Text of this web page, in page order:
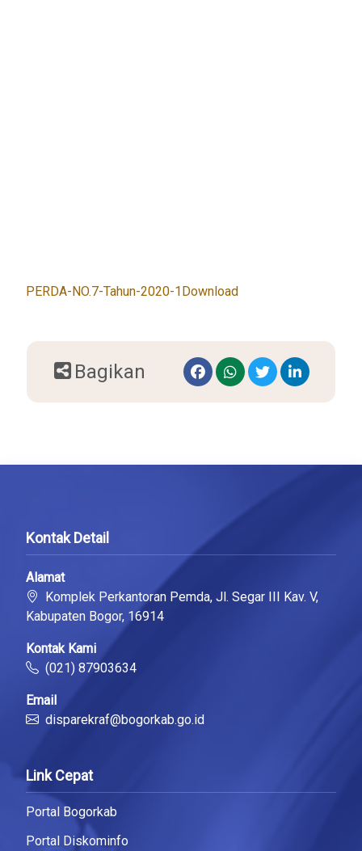
PERDA-NO.7-Tahun-2020-1Download
Bagikan
Kontak Detail
Alamat
Komplek Perkantoran Pemda, Jl. Segar III Kav. V,
Kabupaten Bogor, 16914
Kontak Kami
(021) 87903634
Email
disparekraf@bogorkab.go.id
Link Cepat
Portal Bogorkab
Portal Diskominfo